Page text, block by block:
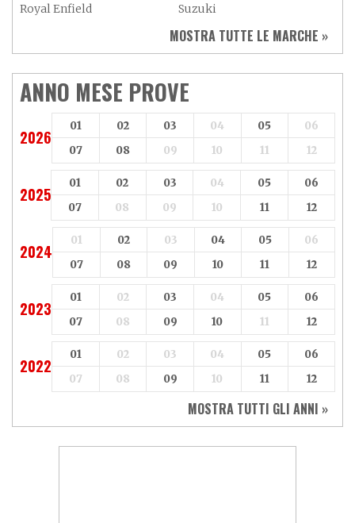
Royal Enfield
Suzuki
Triumph
Yamaha
Aeon
Aspes
Axy
Baotian
MOSTRA TUTTE LE MARCHE »
ANNO MESE PROVE
2026
01 02 03 04 05
06
07
08 09 10 11 12
2025
01 02 03 04 05
06
07
08 09 10 11 12
2024
01 02 03 04 05
06
07
08 09 10 11 12
2023
01 02 03 04 05
06
07
08 09 10 11 12
2022
01 02 03 04 05
06
07
08 09 10 11 12
MOSTRA TUTTI GLI ANNI »